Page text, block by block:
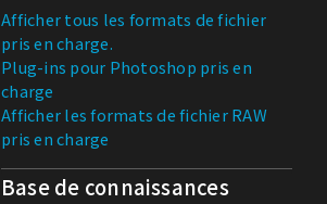
Afficher tous les formats de fichier
pris en charge.
Plug-ins pour Photoshop pris en
charge
Afficher les formats de fichier RAW
pris en charge
Base de connaissances